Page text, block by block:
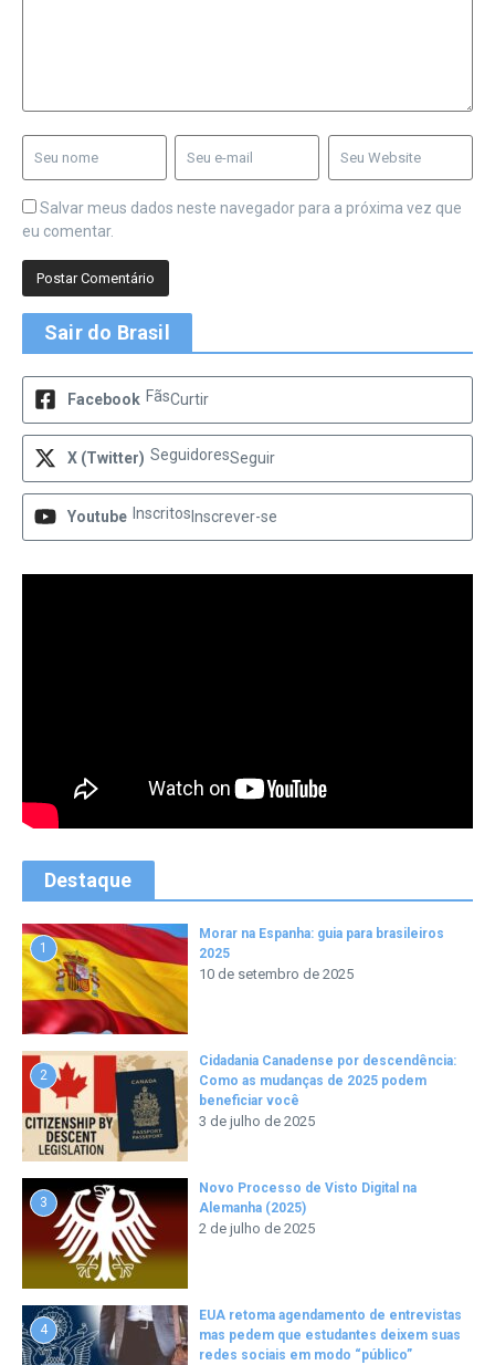
Salvar meus dados neste navegador para a próxima vez que
eu comentar.
Sair do Brasil
Facebook FãsCurtir
X (Twitter) SeguidoresSeguir
Youtube Inscritos Inscrever-se
Destaque
1
Morar na Espanha: guia para brasileiros
2025
10 de setembro de 2025
2
Cidadania Canadense por descendência:
Como as mudanças de 2025 podem
beneficiar você
3 de julho de 2025
3
Novo Processo de Visto Digital na
Alemanha (2025)
2 de julho de 2025
4
EUA retoma agendamento de entrevistas
mas pedem que estudantes deixem suas
redes sociais em modo “público”